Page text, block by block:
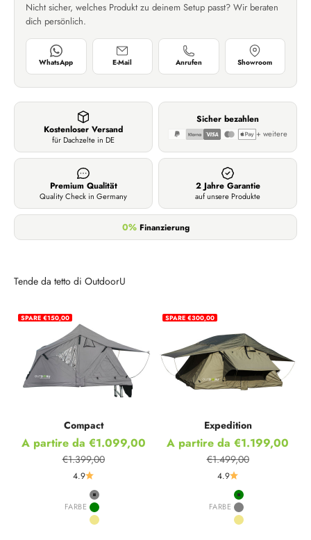
Nicht sicher, welches Produkt zu deinem Setup passt? Wir beraten
dich persönlich.
WhatsApp E-Mail Anrufen Showroom
Kostenloser Versand
für Dachzelte in DE
Sicher bezahlen
+ weitere
Premium Qualität
Quality Check in Germany
2 Jahre Garantie
auf unsere Produkte
0%Finanzierung
Tende da tetto di OutdoorU
SPARE €150,00
Compact
Prezzo scontato
A partire da €1.099,00
Prezzo
€1.399,00
4.9
FARBE
Grey
Green
Khaki
SPARE €300,00
Expedition
Prezzo scontato
A partire da €1.199,00
Prezzo
€1.499,00
4.9
FARBE
Green
Grey
Khaki